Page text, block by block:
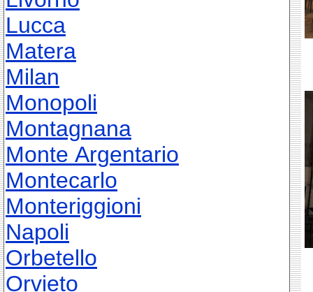
Lucca
Matera
Milan
Monopoli
Montagnana
Monte Argentario
Montecarlo
Monteriggioni
Napoli
Orbetello
Orvieto